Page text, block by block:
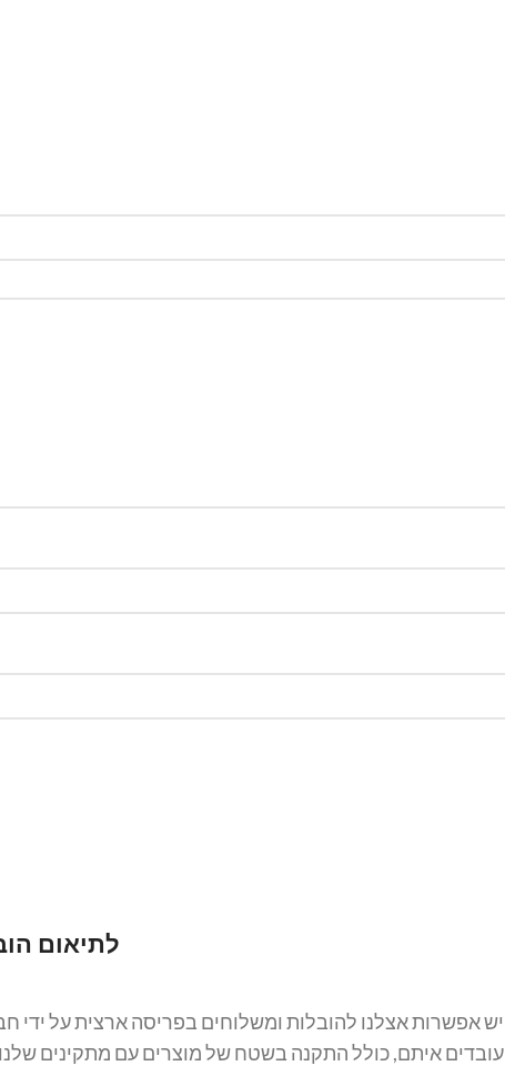
לתיאום
יש אפשרות אצלנו להובלות ומשלוחים בפריסה ארצית על ידי
עובדים איתם, כולל התקנה בשטח של מוצרים עם מתקינים